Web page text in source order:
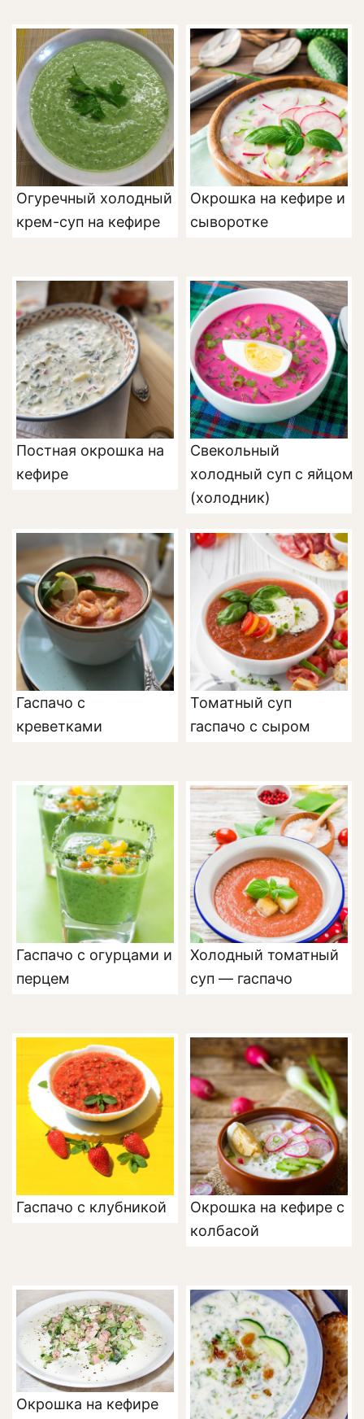
Огуречный холодный
крем-суп на кефире
Окрошка на кефире и
сыворотке
Постная окрошка на
кефире
Свекольный
холодный суп с яйцом
(холодник)
Гаспачо с
креветками
Томатный суп
гаспачо с сыром
Гаспачо с огурцами и
перцем
Холодный томатный
суп — гаспачо
Гаспачо с клубникой
Окрошка на кефире с
колбасой
Окрошка на кефире